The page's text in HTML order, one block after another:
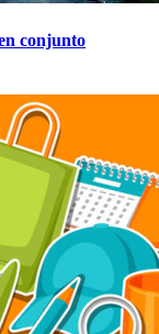
conjunto